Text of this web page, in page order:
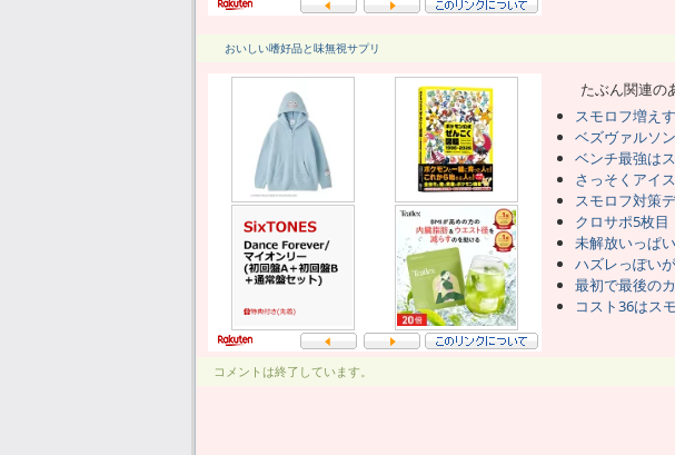
おいしい嗜好品と味無視サプリ
たぶん関連の
スモロフ増え
ベズヴァルソ
ベンチ最強は
さっそくアイ
スモロフ対策
クロサポ5枚目
未解放いっぱ
ハズレっぽい
最初で最後の
コスト36はス
コメントは終了しています。